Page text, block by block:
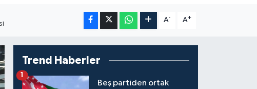
A- A+
Trend Haberler
Beş partiden ortak
1